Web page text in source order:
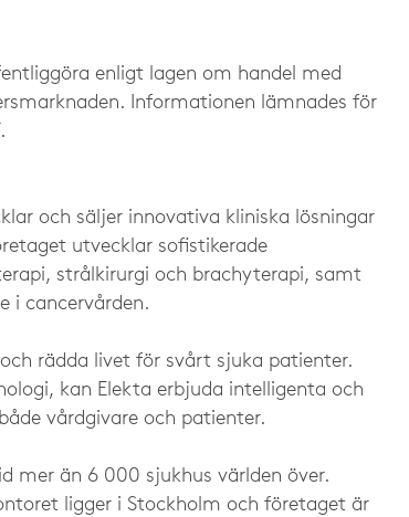
enligt lagen om handel med
Informationen lämnades för
och säljer innovativa kliniska lösningar
utvecklar sofistikerade
strålkirurgi och brachyterapi, samt
i cancervården.
rädda livet för svårt sjuka patienter.
kan Elekta erbjuda intelligenta och
vårdgivare och patienter.
mer än 6 000 sjukhus världen över.
ligger i Stockholm och företaget är